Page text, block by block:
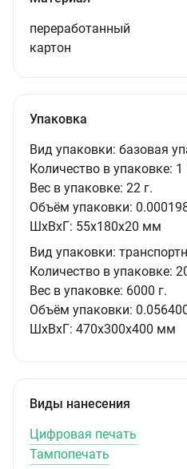
переработанный
картон
Упаковка
Вид упаковки: базовая
Количество в упаковке: 1
Вес в упаковке: 22 г.
Объём упаковки:
ШxВxГ: 55x180x20 мм
Вид упаковки:
Количество в упаковке:
Вес в упаковке: 6000 г.
Объём упаковки:
ШxВxГ: 470x300x400 мм
Виды нанесения
Цифровая печать
Тампопечать